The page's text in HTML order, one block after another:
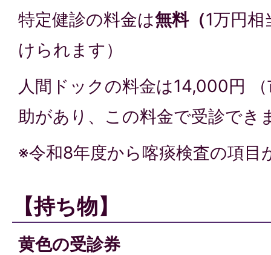
特定健診の料金は無料（1万円
けられます）
人間ドックの料金は14,000円
助があり、この料金で受診でき
※令和8年度から喀痰検査の項目
【持ち物】
黄色の受診券